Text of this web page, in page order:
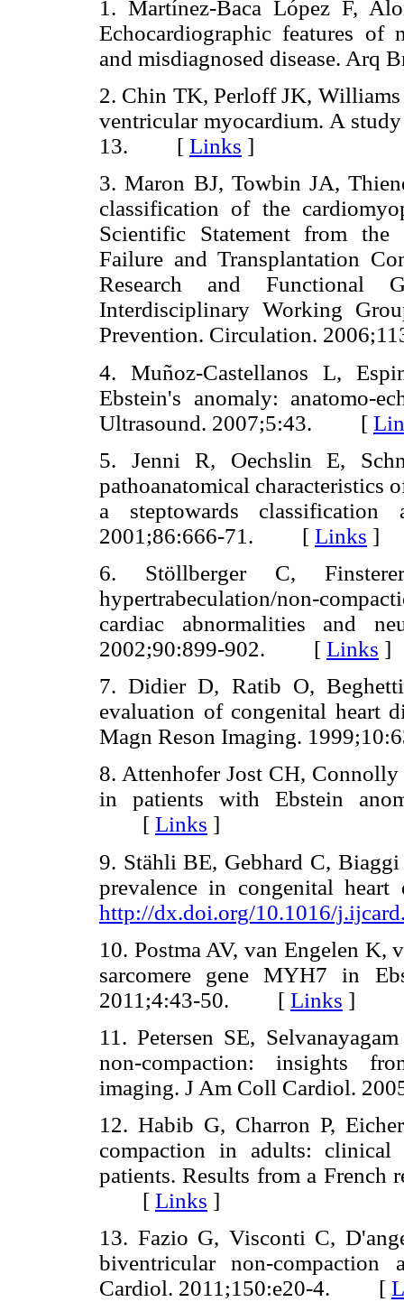
1. Martínez-Baca López F,
Echocardiographic features of
and misdiagnosed disease.
2. Chin TK, Perloff JK,
ventricular myocardium. A
13. [ Links ]
3. Maron BJ, Towbin JA,
classification of the
Scientific Statement from
Failure and Transplantation
Research and Functional
Interdisciplinary Working
Prevention. Circulation.
4. Muñoz-Castellanos L,
Ebstein's anomaly: anatomo-
Ultrasound. 2007;5:43. [
5. Jenni R, Oechslin E,
pathoanatomical characteristics
a steptowards
2001;86:666-71. [ Links ]
6. Stöllberger C,
hypertrabeculation/non-
cardiac abnormalities and
2002;90:899-902. [ Links ]
7. Didier D, Ratib O,
evaluation of congenital heart
Magn Reson Imaging.
8. Attenhofer Jost CH,
in patients with Ebstein
[ Links ]
9. Stähli BE, Gebhard C,
prevalence in congenital
http://dx.doi.org/10.1016/
10. Postma AV, van Engelen K,
sarcomere gene MYH7 in
2011;4:43-50. [ Links ]
11. Petersen SE,
non-compaction: insights
imaging. J Am Coll Cardiol.
12. Habib G, Charron P,
compaction in adults: clinical
patients. Results from a French
[ Links ]
13. Fazio G, Visconti C,
biventricular non-
Cardiol. 2011;150:e20-4. [